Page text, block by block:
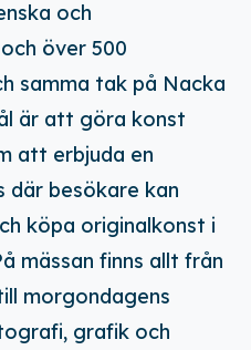
och
över 500
samma tak på Nacka
är att göra konst
att erbjuda en
där besökare kan
köpa originalkonst i
mässan finns allt från
morgondagens
grafik och
vår app!